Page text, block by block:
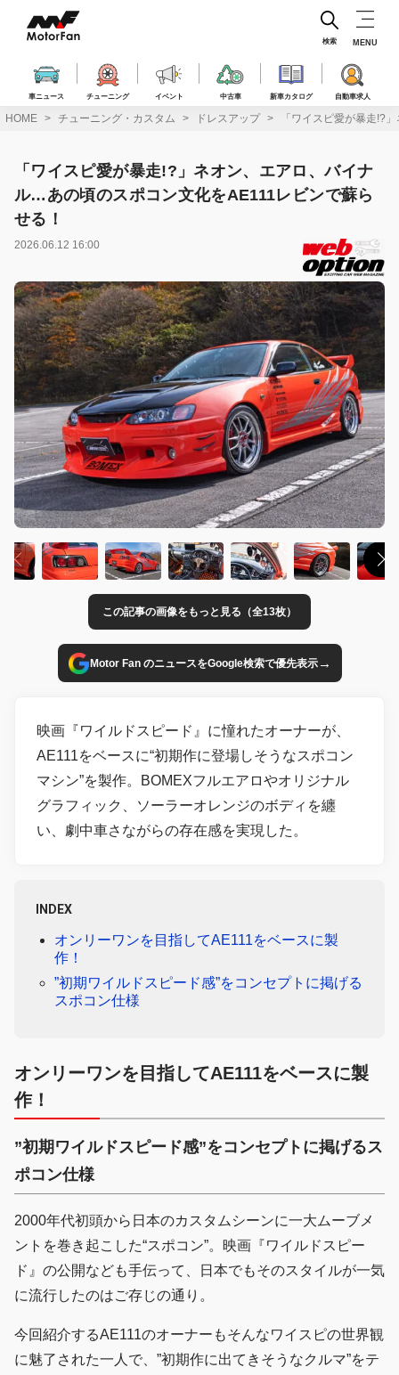
ス
車ニュース チューニング イベント 中古車 新車カタログ 自動車求人
検索 MENU
HOME チューニング・カスタム ドレスアップ 「ワイスピ愛が暴走!?
「ワイスピ愛が暴走!?」ネオン、エアロ、バイナ
ル…あの頃のスポコン文化をAE111レビンで蘇ら
せる！
2026.06.12 16:00
この記事の画像をもっと見る（全13枚）
Motor Fan のニュースをGoogle検索で優先表示→
映画『ワイルドスピード』に憧れたオーナーが、
AE111をベースに“初期作に登場しそうなスポコン
マシン”を製作。BOMEXフルエアロやオリジナル
グラフィック、ソーラーオレンジのボディを纏
い、劇中車さながらの存在感を実現した。
INDEX
オンリーワンを目指してAE111をベースに製
作！
”初期ワイルドスピード感”をコンセプトに掲げる
スポコン仕様
オンリーワンを目指してAE111をベースに製
作！
”初期ワイルドスピード感”をコンセプトに掲げるス
ポコン仕様
2000年代初頭から日本のカスタムシーンに一大ムーブメ
ントを巻き起こした“スポコン”。映画『ワイルドスピー
ド』の公開なども手伝って、日本でもそのスタイルが一気
に流行したのはご存じの通り。
今回紹介するAE111のオーナーもそんなワイスピの世界観
に魅了された一人で、”初期作に出てきそうなクルマ”をテ